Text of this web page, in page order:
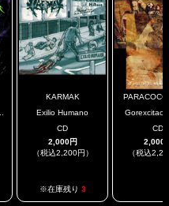
KARMAK
Exilio Humano
CD
2,000円
（税込2,200円）
※在庫残り 3
CD
2,000
（税込